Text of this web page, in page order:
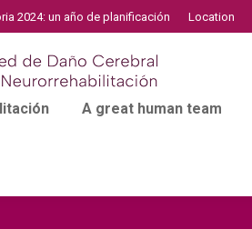
2024: un año de planificación Location
A great human team